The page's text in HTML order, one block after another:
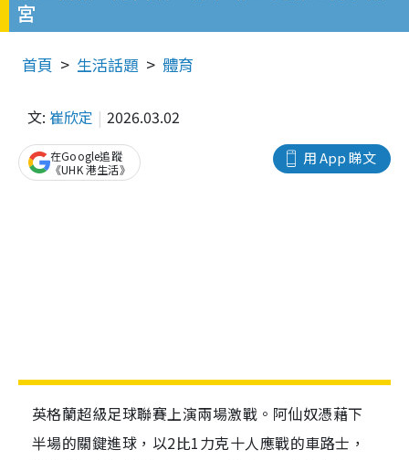
宮
首頁 生活話題 體育
文: 崔欣定 2026.03.02
用 App 睇文
在Google追蹤
《UHK 港生活》
英格蘭超級足球聯賽上演兩場激戰。阿仙奴憑藉下
半場的關鍵進球，以2比1力克十人應戰的車路士，